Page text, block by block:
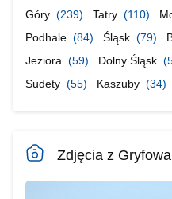
Góry (239) Tatry (110)
Podhale (84) Śląsk (79)
Jeziora (59) Dolny Śląsk
Sudety (55) Kaszuby (34)
Zdjęcia z